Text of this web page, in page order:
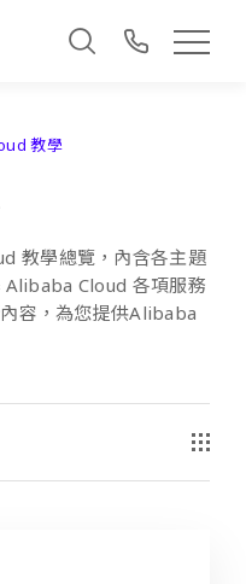
教學
教學總覽，內含各主題
Alibaba Cloud 各項服務
容，為您提供Alibaba